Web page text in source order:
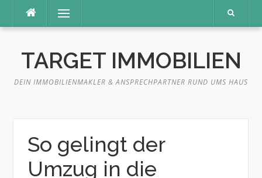
Inhalt
Menü
TARGET IMMOBILIEN
DEIN IMMOBILIENMAKLER & ANSPRECHPARTNER RUND UMS HAUS
So gelingt der
Umzug in die